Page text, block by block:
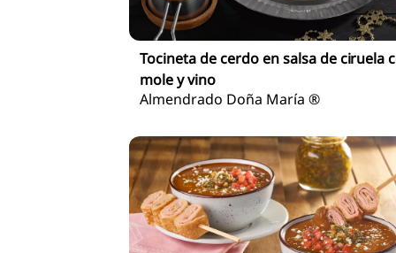
Tocineta de cerdo en salsa de ciruela
mole y vino
Almendrado Doña María ®